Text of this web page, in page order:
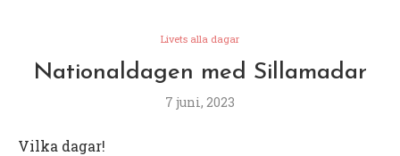
Livets alla dagar
Nationaldagen med Sillamadar
7 juni, 2023
Vilka dagar!